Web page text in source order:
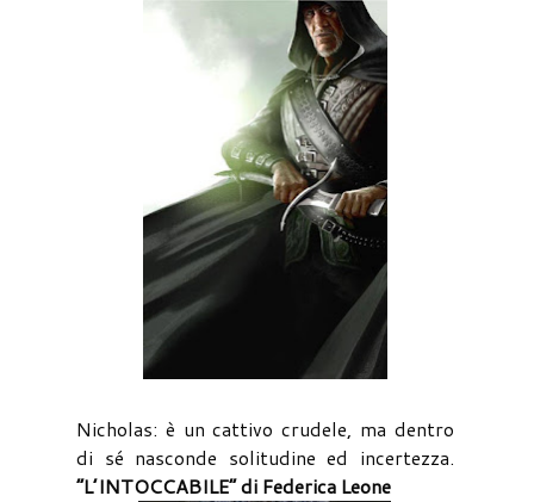
Nicholas: è un cattivo crudele, ma dentro
di sé nasconde solitudine ed incertezza.
“L’INTOCCABILE” di Federica Leone